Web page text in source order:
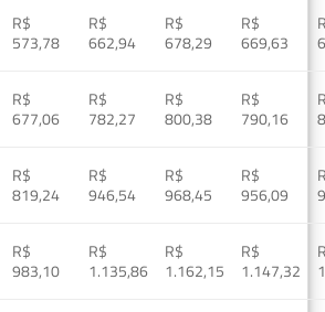
R$
573,78
R$
662,94
R$
678,29
R$
669,63
R$
677,06
R$
782,27
R$
800,38
R$
790,16
R$
819,24
R$
946,54
R$
968,45
R$
956,09
R$
983,10
R$
1.135,86
R$
1.162,15
R$
1.147,32